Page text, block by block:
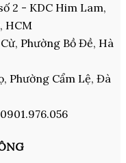
2 - KDC Him Lam,
HCM
Phường Bồ Đề, Hà
Phường Cẩm Lệ, Đà